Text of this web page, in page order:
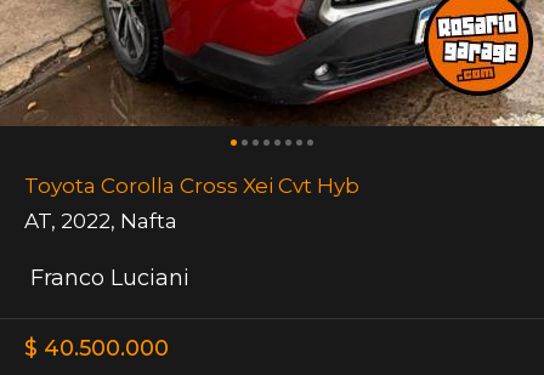
Toyota Corolla Cross Xei Cvt Hyb
AT, 2022, Nafta
Franco Luciani
$ 40.500.000